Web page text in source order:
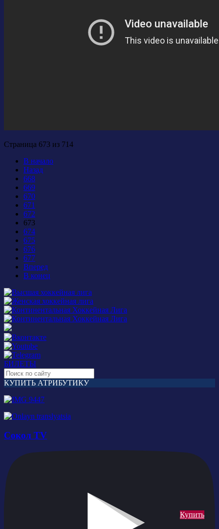
Страница 673 из 714
В начало
Назад
668
669
670
671
672
673
674
675
676
677
Вперед
В конец
БИЛЕТЫ
КУПИТЬ АТРИБУТИКУ
Купить
Сокол TV